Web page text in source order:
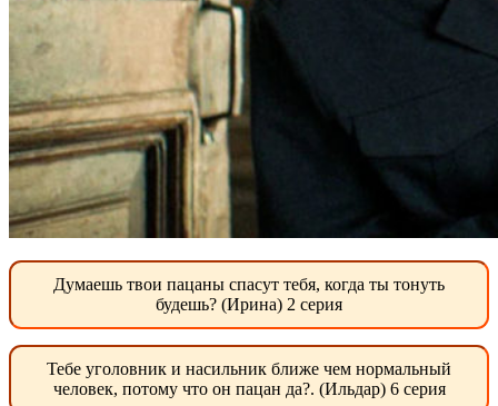
Думаешь твои пацаны спасут тебя, когда ты тонуть
будешь? (Ирина) 2 серия
Тебе уголовник и насильник ближе чем нормальный
человек, потому что он пацан да?. (Ильдар) 6 серия